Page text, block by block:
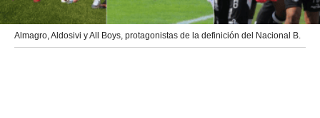
Almagro, Aldosivi y All Boys, protagonistas de la definición del Nacional B.